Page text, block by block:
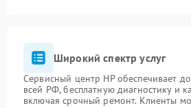
Широкий спектр услуг
Сервисный центр HP обеспечивает
всей РФ, бесплатную диагностику и
включая срочный ремонт. Клиенты